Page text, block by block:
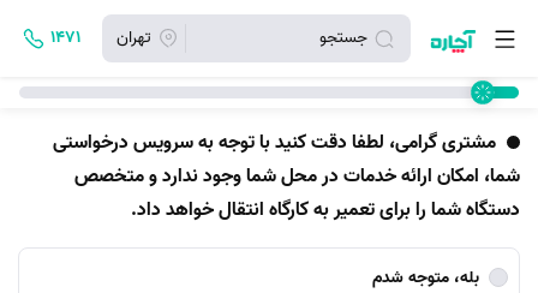
جستجو تهران ۱۴۷۱
مشتری گرامی، لطفا دقت کنید با توجه به سرویس درخواستی
شما، امکان ارائه خدمات در محل شما وجود ندارد و متخصص
دستگاه شما را برای تعمیر به کارگاه انتقال خواهد داد.
بله، متوجه شدم